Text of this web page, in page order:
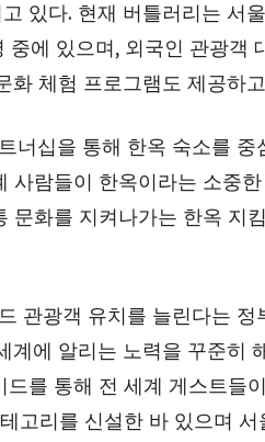
있다. 현재 버틀러리는 서
에 있으며, 외국인 관광객
화 체험 프로그램도 제공하
너십을 통해 한옥 숙소를 중
사람들이 한옥이라는 소중
문화를 지켜나가는 한옥 지
관광객 유치를 늘린다는 정
계에 알리는 노력을 꾸준히
를 통해 전 세계 게스트들
고리를 신설한 바 있으며